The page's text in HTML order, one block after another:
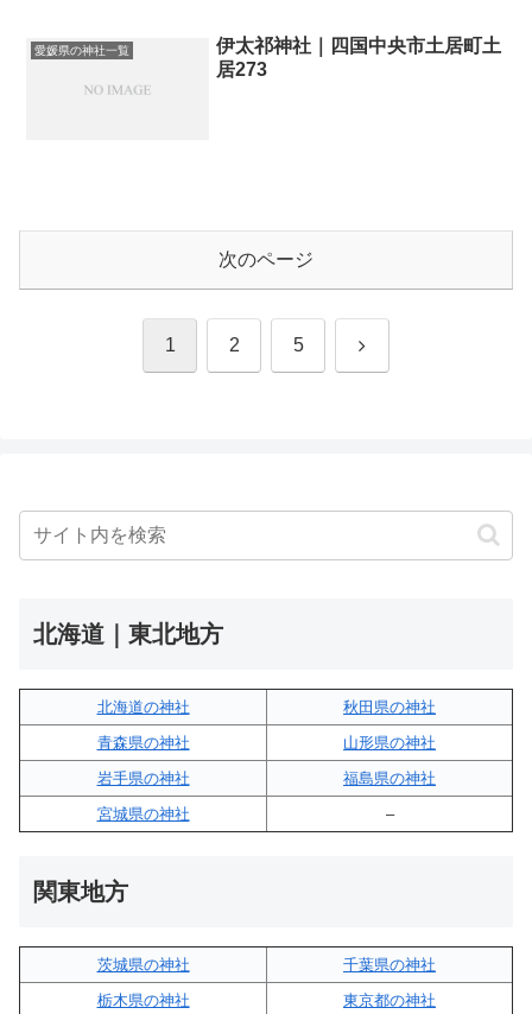
愛媛県の神社一覧
伊太祁神社｜四国中央市土居町土
居273
次のページ
1 2 5 次
北海道｜東北地方
北海道の神社
秋田県の神社
青森県の神社
山形県の神社
岩手県の神社
福島県の神社
宮城県の神社
–
関東地方
茨城県の神社
千葉県の神社
栃木県の神社
東京都の神社